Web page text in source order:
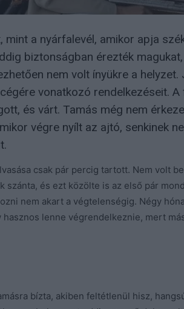
mint a nyárfalevél, amikor apja
biztonságban érezték
nem volt ínyükre a helyzet.
vonatkozó rendelkezéseit.
és várt. Tamás még nem
végre nyílt az ajtó, senkinek
csak pár percig tartott. Nem volt
szánta, és ezt közölte is az első pár
nem akart a végtelenségig. Négy
hasznos lenne végrendelkeznie, mert
bízta, akiben feltétlenül hisz,